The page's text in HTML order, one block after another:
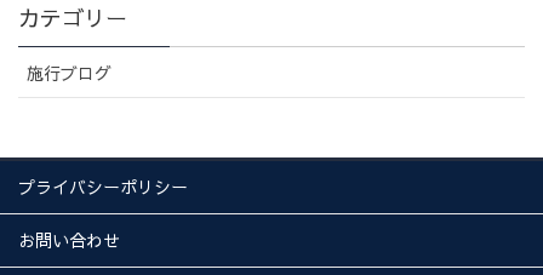
カテゴリー
施行ブログ
プライバシーポリシー
お問い合わせ